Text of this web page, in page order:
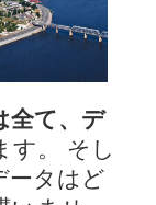
全て、デ
す。 そし
ータはど